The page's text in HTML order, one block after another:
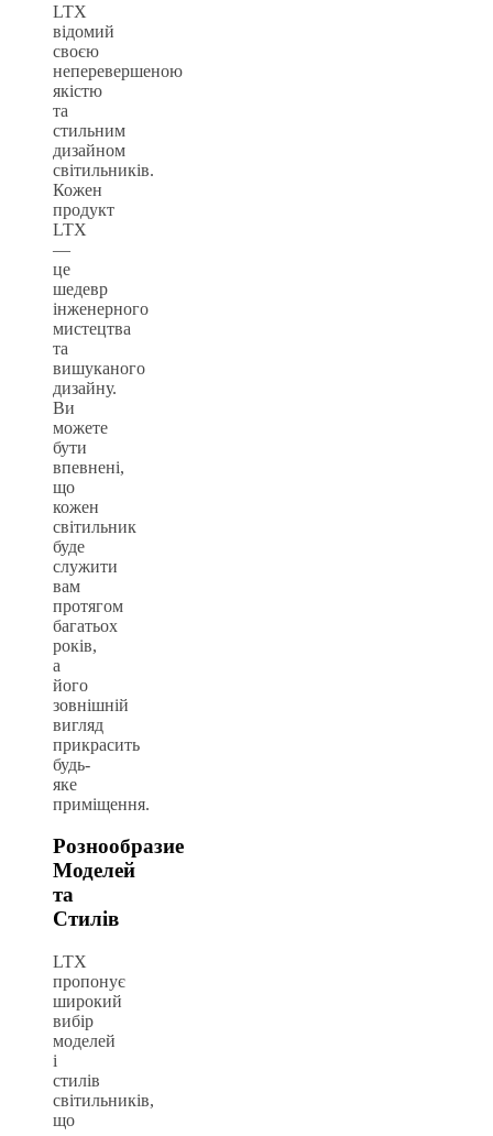
LTX
відомий
своєю
неперевершеною
якістю
та
стильним
дизайном
світильників.
Кожен
продукт
LTX
—
це
шедевр
інженерного
мистецтва
та
вишуканого
дизайну.
Ви
можете
бути
впевнені,
що
кожен
світильник
буде
служити
вам
протягом
багатьох
років,
а
його
зовнішній
вигляд
прикрасить
будь-
яке
приміщення.
Рознообразие
Моделей
та
Стилів
LTX
пропонує
широкий
вибір
моделей
і
стилів
світильників,
що